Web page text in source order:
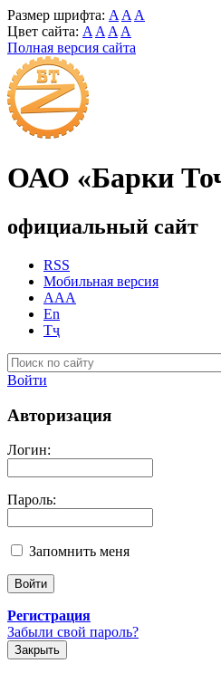
Размер шрифта: A A A
Цвет сайта: A A A A
Полная версия сайта
ОАО «Барки
официальный сайт
RSS
Мобильная версия
AAA
En
Тҷ
Войти
Авторизация
Логин:
Пароль:
Запомнить меня
Регистрация
Забыли свой пароль?
Закрыть